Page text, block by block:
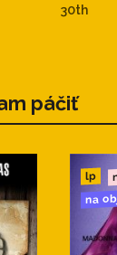
30th
páčiť
lp
na